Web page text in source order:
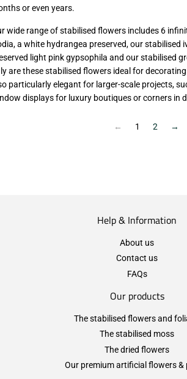
or even years.
wide range of stabilised flowers includes 6
a white hydrangea preserved, our stabilised
light pink gypsophila and our stabilised
are these stabilised flowers ideal for
particularly elegant for larger-scale projects,
displays for luxury boutiques or corners in
← 1 2 →
Help & Information
About us
Contact us
FAQs
Our products
The stabilised flowers and
The stabilised moss
The dried flowers
Our premium artificial flowers &